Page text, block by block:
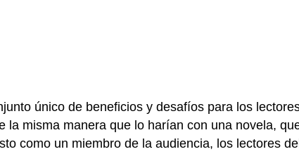
único de beneficios y desafíos para los
misma manera que lo harían con una novela,
como un miembro de la audiencia, los lectores